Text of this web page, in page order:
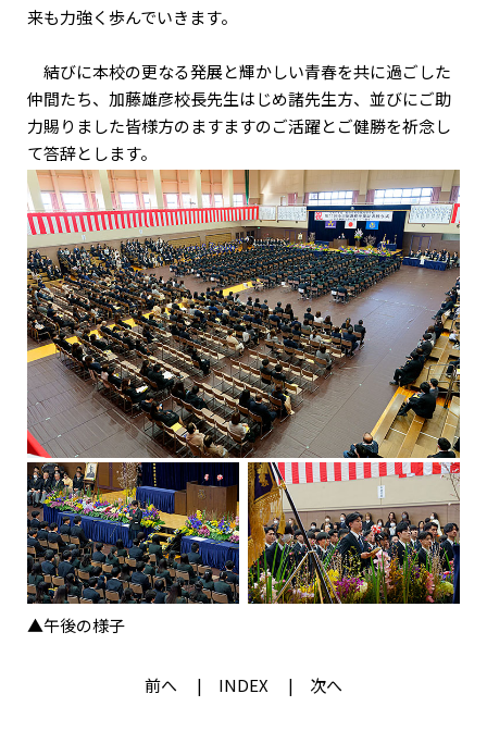
来も力強く歩んでいきます。
結びに本校の更なる発展と輝かしい青春を共に過ごした
仲間たち、加藤雄彦校長先生はじめ諸先生方、並びにご助
力賜りました皆様方のますますのご活躍とご健勝を祈念し
て答辞とします。
▲午後の様子
前へ INDEX 次へ